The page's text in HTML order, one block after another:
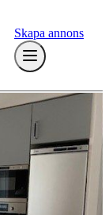
Skapa annons